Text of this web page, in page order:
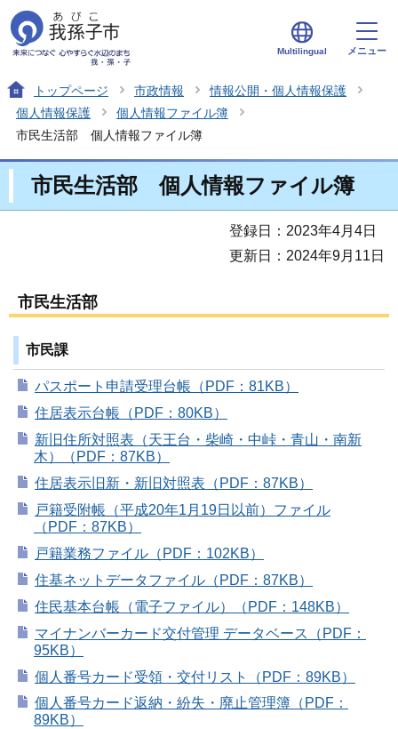
Multilingual メニュー
トップページ 市政情報
情報公開・個人情報保護
個人情報保護
個人情報ファイル簿
市民生活部 個人情報ファイル簿
市民生活部 個人情報ファイル簿
登録日：2023年4月4日
更新日：2024年9月11日
市民生活部
市民課
パスポート申請受理台帳（PDF：81KB）
住居表示台帳（PDF：80KB）
新旧住所対照表（天王台・柴崎・中峠・青山・南新
木）（PDF：87KB）
住居表示旧新・新旧対照表（PDF：87KB）
戸籍受附帳（平成20年1月19日以前）ファイル
（PDF：87KB）
戸籍業務ファイル（PDF：102KB）
住基ネットデータファイル（PDF：87KB）
住民基本台帳（電子ファイル）（PDF：148KB）
マイナンバーカード交付管理 データベース（PDF：
95KB）
個人番号カード受領・交付リスト（PDF：89KB）
個人番号カード返納・紛失・廃止管理簿（PDF：
89KB）